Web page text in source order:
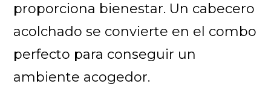
proporciona bienestar. Un cabecero
acolchado se convierte en el combo
perfecto para conseguir un
ambiente acogedor.